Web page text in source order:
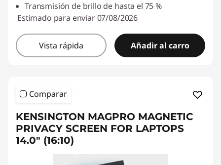
Transmisión de brillo de hasta el 75 %
Estimado para enviar 07/08/2026
Vista rápida Añadir al carro
Comparar
KENSINGTON MAGPRO MAGNETIC
PRIVACY SCREEN FOR LAPTOPS
14.0" (16:10)